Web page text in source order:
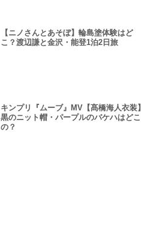
【ニノさんとあそぼ】輪島塗体験はど
こ？渡辺謙と金沢・能登1泊2日旅
キンプリ『ムーブ』MV【髙橋海人衣装】
黒のニット帽・パープルのバケハはどこ
の？